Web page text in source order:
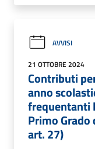
AVVISI
21 OTTOBRE 2024
Contributi
anno
frequentanti
Primo
art. 27)